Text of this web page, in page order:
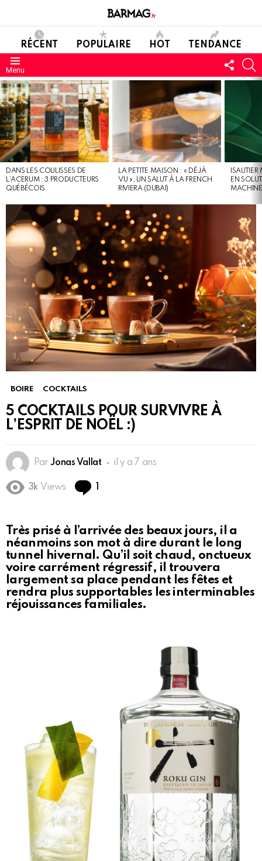
RÉCENT POPULAIRE HOT TENDANCE
Menu
NOUS
DERNIERS
MESSAGES
DANS LES COULISSES DE
L’ACERUM : 3 PRODUCTEURS
QUÉBÉCOIS
LA PETITE MAISON : « DÉJÀ
VU », UN SALUT À LA FRENCH
RIVIERA (DUBAI)
EN
MACHINE
BOIRE COCKTAILS
5 COCKTAILS POUR SURVIVRE À
L’ESPRIT DE NOËL :)
Par Jonas Vallat il y a 7 ans
3k Views
Très prisé à l’arrivée des beaux jours, il a
néanmoins son mot à dire durant le long
tunnel hivernal. Qu’il soit chaud, onctueux
voire carrément régressif, il trouvera
largement sa place pendant les fêtes et
rendra plus supportables les interminables
réjouissances familiales.